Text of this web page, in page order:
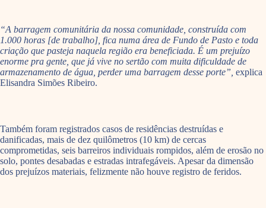
“A barragem comunitária da nossa comunidade, construída com
1.000 horas [de trabalho], fica numa área de Fundo de Pasto e toda
criação que pasteja naquela região era beneficiada. É um prejuízo
enorme pra gente, que já vive no sertão com muita dificuldade de
armazenamento de água, perder uma barragem desse porte”, explica
Elisandra Simões Ribeiro.
Também foram registrados casos de residências destruídas e
danificadas, mais de dez quilômetros (10 km) de cercas
comprometidas, seis barreiros individuais rompidos, além de erosão no
solo, pontes desabadas e estradas intrafegáveis. Apesar da dimensão
dos prejuízos materiais, felizmente não houve registro de feridos.